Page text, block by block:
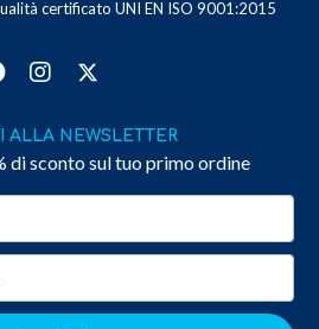
certificato UNI EN ISO 9001:2015
ALLA NEWSLETTER
di sconto sul tuo primo ordine